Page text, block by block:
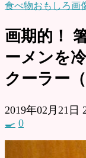
食べ物おもしろ画
画期的！
ーメンを
クーラー（
2019年02月21日
🍳 0